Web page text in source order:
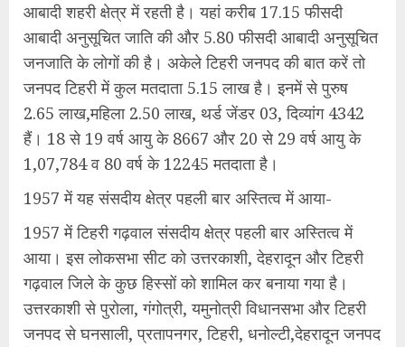
आबादी शहरी क्षेत्र में रहती है। यहां करीब 17.15 फीसदी
आबादी अनुसूचित जाति की और 5.80 फीसदी आबादी अनुसूचित
जनजाति के लोगों की है। अकेले टिहरी जनपद की बात करें तो
जनपद टिहरी में कुल मतदाता 5.15 लाख है। इनमें से पुरुष
2.65 लाख,महिला 2.50 लाख, थर्ड जेंडर 03, दिव्यांग 4342
हैं। 18 से 19 वर्ष आयु के 8667 और 20 से 29 वर्ष आयु के
1,07,784 व 80 वर्ष के 12245 मतदाता है।
1957 में यह संसदीय क्षेत्र पहली बार अस्तित्व में आया-
1957 में टिहरी गढ़वाल संसदीय क्षेत्र पहली बार अस्तित्व में
आया। इस लोकसभा सीट को उत्तरकाशी, देहरादून और टिहरी
गढ़वाल जिले के कुछ हिस्सों को शामिल कर बनाया गया है।
उत्तरकाशी से पुरोला, गंगोत्री, यमुनोत्री विधानसभा और टिहरी
जनपद से घनसाली, प्रतापनगर, टिहरी, धनोल्टी,देहरादून जनपद